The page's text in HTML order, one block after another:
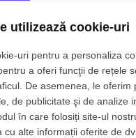
0770 902 704
de aceasta proprietate
utilizează cookie-uri
uri pentru a personaliza
a oferi funcţii de rețele
De asemenea, le oferim
de publicitate şi de analize
în care folosiți site-ul
cu alte informații oferite de